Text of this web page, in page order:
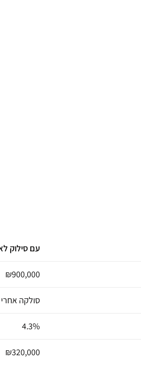
עם סילוק לאחר
₪900,000
סולקה אחרי 10
4.3%
₪320,000